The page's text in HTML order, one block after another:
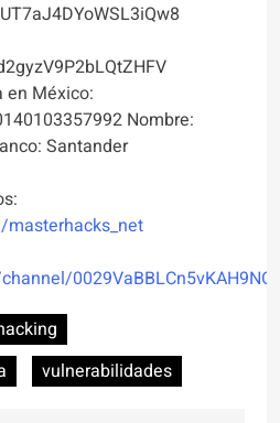
en México:
Nombre:
Santander
vulnerabilidades